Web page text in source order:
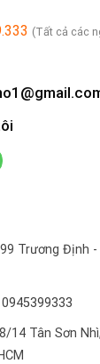
(Tất cả các
Trương Định
0945399333
14 Tân Sơn